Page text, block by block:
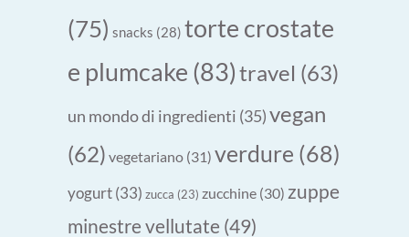
(75) snacks (28) torte crostate
e plumcake (83)travel (63)
un mondo di ingredienti (35)vegan
(62) vegetariano (31) verdure (68)
yogurt(33) zucca (23) zucchine (30) zuppe
minestre vellutate (49)